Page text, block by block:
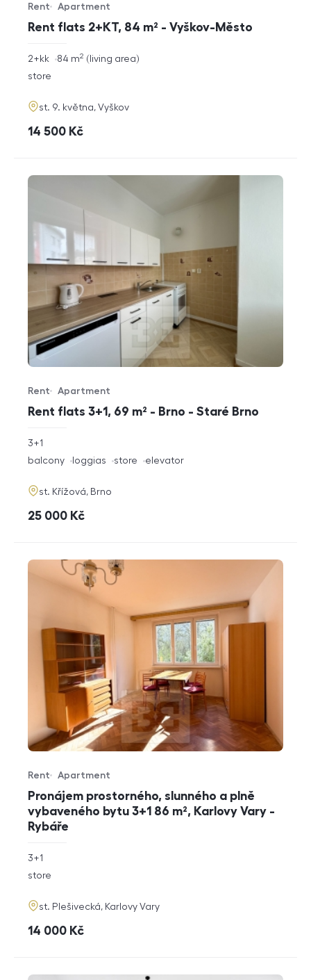
Rent flats 2+KT, 84 m² - Vyškov-Město
Offer type
Rent
Property type
Apartment
rozměry
2+kk living area
84 m2
funkce
store
adresa
st. 9. května, Vyškov
cena
14 500 Kč
Rent flats 3+1, 69 m² - Brno - Staré Brno
Offer type
Rent
Property type
Apartment
rozměry
3+1
funkce
balcony loggias store elevator
adresa
st. Křížová, Brno
cena
25 000 Kč
Pronájem prostorného, slunného a plně
vybaveného bytu 3+1 86 m², Karlovy Vary -
Rybáře
Offer type
Rent
Property type
Apartment
rozměry
3+1
funkce
store
adresa
st. Plešivecká, Karlovy Vary
cena
14 000 Kč